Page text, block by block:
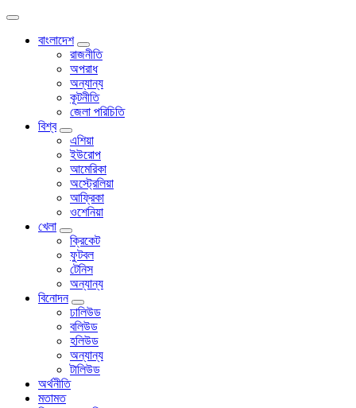
বাংলাদেশ
রাজনীতি
অপরাধ
অন্যান্য
কূটনীতি
জেলা পরিচিতি
বিশ্ব
এশিয়া
ইউরোপ
আমেরিকা
অস্ট্রেলিয়া
আফ্রিকা
ওশেনিয়া
খেলা
ক্রিকেট
ফুটবল
টেনিস
অন্যান্য
বিনোদন
ঢালিউড
বলিউড
হলিউড
অন্যান্য
টালিউড
অর্থনীতি
মতামত